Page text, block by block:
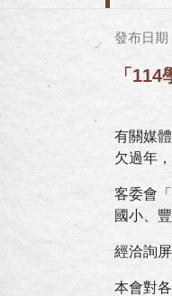
發布日期
「
有關媒
欠過年
客委會
國小、
經洽詢
本會對